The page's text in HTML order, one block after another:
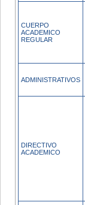
CUERPO
ACADEMICO
REGULAR
ADMINISTRATIVOS
DIRECTIVO
ACADEMICO